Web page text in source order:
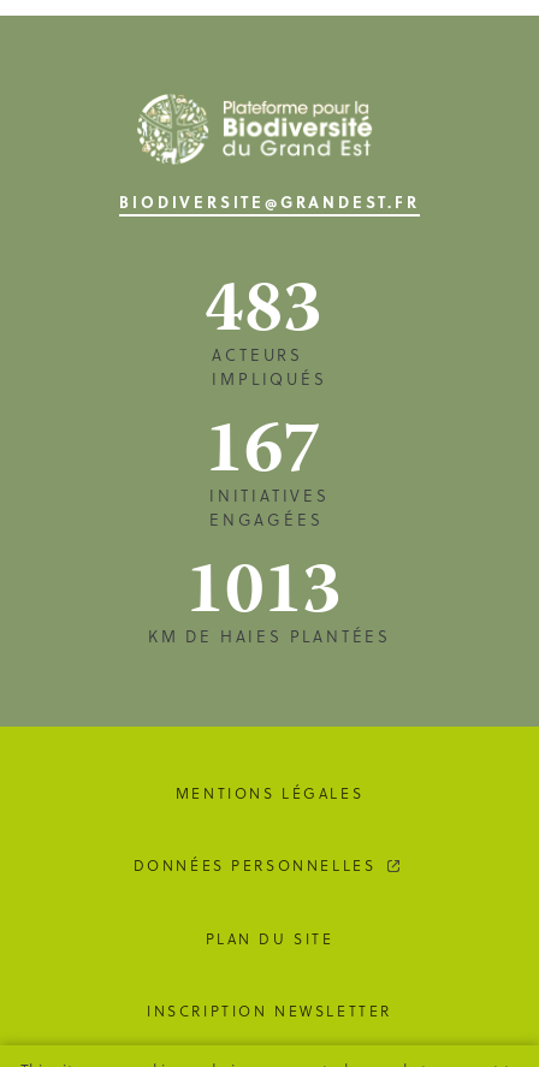
BIODIVERSITE@GRANDEST.FR
483
ACTEURS
IMPLIQUÉS
167
INITIATIVES
ENGAGÉES
1013
KM DE HAIES PLANTÉES
MENTIONS LÉGALES
DONNÉES PERSONNELLES
PLAN DU SITE
INSCRIPTION NEWSLETTER